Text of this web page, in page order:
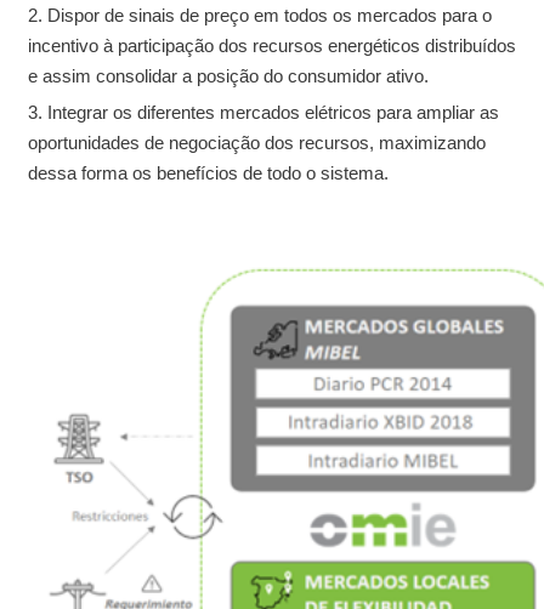
Dispor de sinais de preço em todos os mercados para o
incentivo à participação dos recursos energéticos distribuídos
e assim consolidar a posição do consumidor ativo.
Integrar os diferentes mercados elétricos para ampliar as
oportunidades de negociação dos recursos, maximizando
dessa forma os benefícios de todo o sistema.